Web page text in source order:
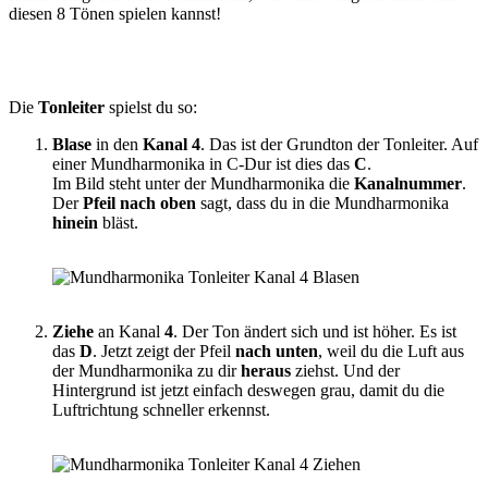
diesen 8 Tönen spielen kannst!
Die Tonleiter spielst du so:
Blase in den Kanal 4. Das ist der Grundton der Tonleiter. Auf
einer Mundharmonika in C-Dur ist dies das C.
Im Bild steht unter der Mundharmonika die Kanalnummer.
DerPfeil nach oben sagt, dass du in die Mundharmonika
hinein bläst.
Ziehe an Kanal 4. Der Ton ändert sich und ist höher. Es ist
das D. Jetzt zeigt der Pfeil nach unten, weil du die Luft aus
der Mundharmonika zu dirheraus ziehst. Und der
Hintergrund ist jetzt einfach deswegen grau, damit du die
Luftrichtung schneller erkennst.